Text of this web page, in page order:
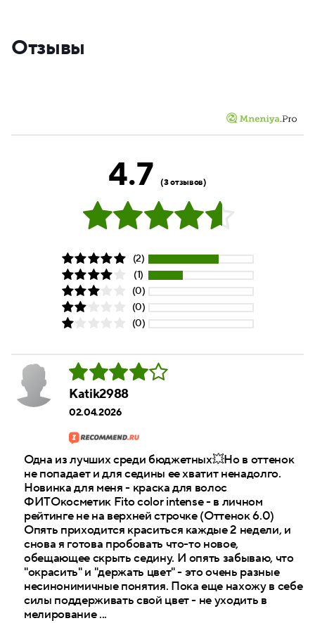
Отзывы
4.7 (3 отзывов)
(2)
(1)
(0)
(0)
(0)
Katik2988
02.04.2026
Одна из лучших среди бюджетных💥Но в оттенок
не попадает и для седины ее хватит ненадолго.
Новинка для меня - краска для волос
ФИТОкосметик Fito color intense - в личном
рейтинге не на верхней строчке (Оттенок 6.0)
Опять приходится краситься каждые 2 недели, и
снова я готова пробовать что-то новое,
обещающее скрыть седину. И опять забываю, что
"окрасить" и "держать цвет" - это очень разные
несинонимичные понятия. Пока еще нахожу в себе
силы поддерживать свой цвет - не уходить в
мелирование ...